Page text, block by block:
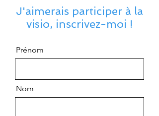
J'aimerais participer à la
visio, inscrivez-moi !
Prénom
Nom